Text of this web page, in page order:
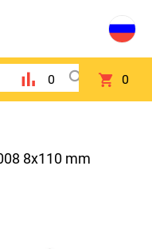
0 0
8x110 mm